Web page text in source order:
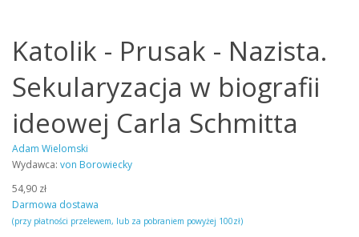
Katolik - Prusak - Nazista.
Sekularyzacja w biografii
ideowej Carla Schmitta
Adam Wielomski
Wydawca: von Borowiecky
54,90 zł
Darmowa dostawa
(przy płatności przelewem, lub za pobraniem powyżej 100zł)